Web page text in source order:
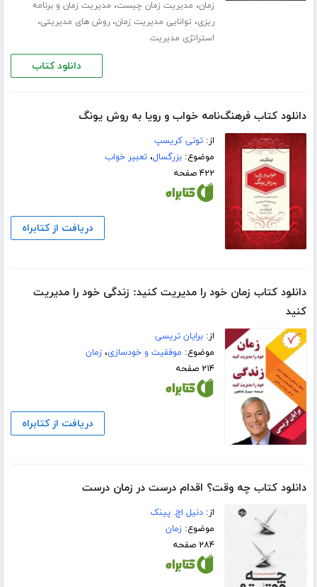
زمان، مدیریت زمان چیست، مدیریت زمان و برنامه
ریزی، توانایی مدیریت زمان،روش های مدیریتی،
استراتژی مدیریت
دانلود کتاب
دانلود کتاب فرهنگ‌نامه خواب و رویا به روش یونگ
از:تونی کریسپ
موضوع:بزرگسال،تعبیر خواب
۴۲۲ صفحه
دریافت از کتابراه
دانلود کتاب زمان خود را مدیریت کنید: زندگی خود را مدیریت
کنید
از:برایان تریسی
موضوع: موفقیت و خودسازی،زمان
۲۱۴ صفحه
دریافت از کتابراه
دانلود کتاب چه وقت؟ اقدام درست در زمان درست
از:دنیل اچ. پینک
موضوع:زمان
۲۸۴ صفحه